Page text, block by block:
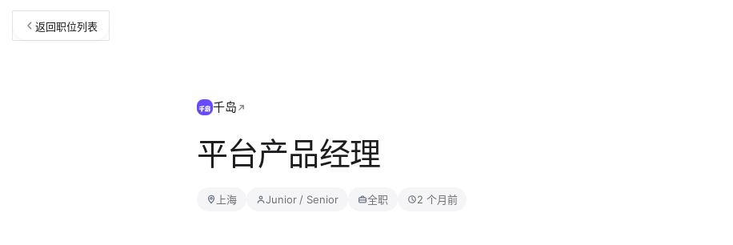
返回职位列表
千岛
平台产品经理
上海 Junior / Senior 全职 2 个月前